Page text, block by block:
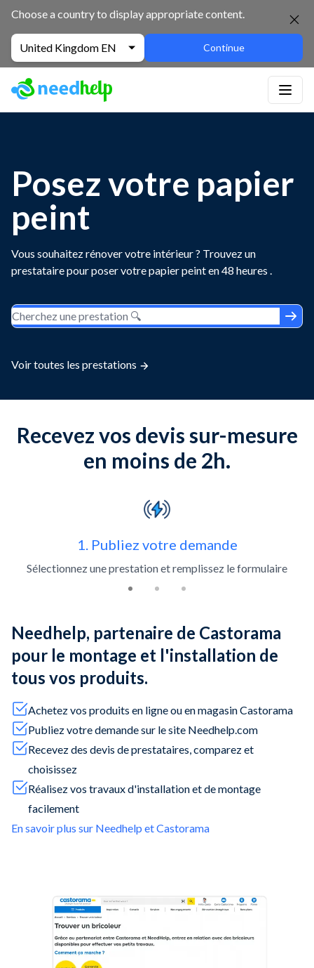
Choose a country to display appropriate content.
United Kingdom EN Continue
Posez votre papier
peint
Vous souhaitez rénover votre intérieur ? Trouvez un
prestataire pour poser votre papier peint en 48 heures .
Voir toutes les prestations
Recevez vos devis sur-mesure
en moins de 2h.
1. Publiez votre demande
Sélectionnez une prestation et remplissez le formulaire
Needhelp, partenaire de Castorama
pour le montage et l'installation de
tous vos produits.
Achetez vos produits en ligne ou en magasin Castorama
Publiez votre demande sur le site Needhelp.com
Recevez des devis de prestataires, comparez et
choisissez
Réalisez vos travaux d'installation et de montage
facilement
En savoir plus sur Needhelp et Castorama